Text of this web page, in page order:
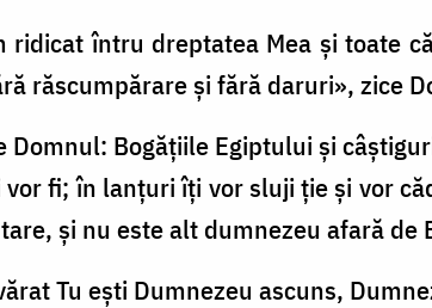
ridicat întru dreptatea Mea şi toate
răscumpărare şi fără daruri», zice
Domnul: Bogăţiile Egiptului şi
fi; în lanţuri îţi vor sluji ţie şi vor
şi nu este alt dumnezeu afară de
Tu eşti Dumnezeu ascuns,